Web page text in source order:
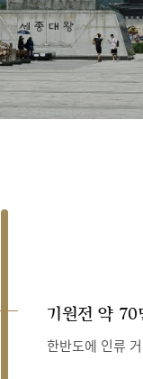
기원전 약 70
한반도에 인류